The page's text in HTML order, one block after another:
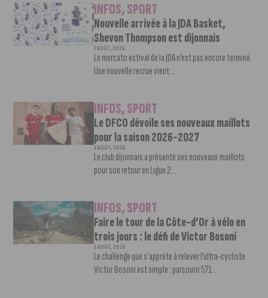
INFOS,SPORT
Nouvelle arrivée à la JDA Basket,
Shevon Thompson est dijonnais
7 AOÛT, 2026
Le mercato estival de la JDA n’est pas encore terminé.
Une nouvelle recrue vient...
INFOS,SPORT
Le DFCO dévoile ses nouveaux maillots
pour la saison 2026-2027
6 AOÛT, 2026
Le club dijonnais a présenté ses nouveaux maillots
pour son retour en Ligue 2....
INFOS,SPORT
Faire le tour de la Côte-d’Or à vélo en
trois jours : le défi de Victor Bosoni
5 AOÛT, 2026
Le challenge que s’apprête à relever l’ultra-cycliste
Victor Bosoni est simple : parcourir 571...